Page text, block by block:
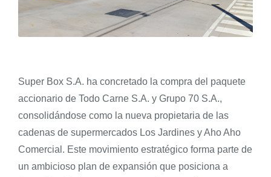
Super Box S.A. ha concretado la compra del paquete
accionario de Todo Carne S.A. y Grupo 70 S.A.,
consolidándose como la nueva propietaria de las
cadenas de supermercados Los Jardines y Aho Aho
Comercial. Este movimiento estratégico forma parte de
un ambicioso plan de expansión que posiciona a